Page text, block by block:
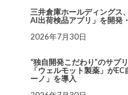
三井倉庫ホールディングス
AI出荷検品アプリ」を開発
2026年7月30日
“独自開発こだわり”のサプ
「ウェルモット製薬」が
ーノ」を導入